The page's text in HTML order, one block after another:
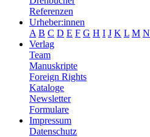
Referenzen
Urheber:innen
A B C D E F G H I J K L M N
Verlag
Team
Manuskripte
Foreign Rights
Kataloge
Newsletter
Formulare
Impressum
Datenschutz